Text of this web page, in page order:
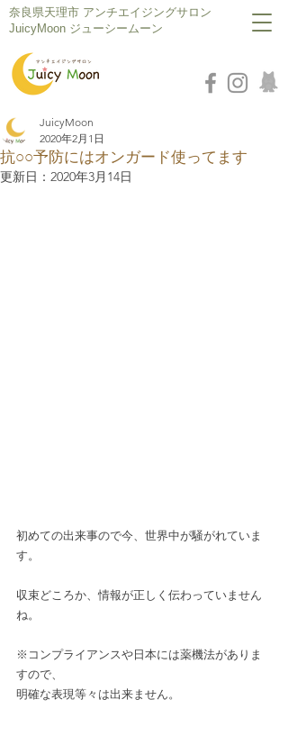
​奈良県天理市 アンチエイジングサロン
JuicyMoon ジューシームーン
抗○○予防にはオンガード使ってます
JuicyMoon
2020年2月1日
更新日： 2020年3月14日
初めての出来事ので今、世界中が騒がれていま
す。
収束どころか、情報が正しく伝わっていません
ね。
※コンプライアンスや日本には薬機法がありま
すので、
明確な表現等々は出来ません。